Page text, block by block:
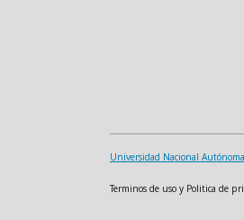
Universidad Nacional
Terminos de uso y Politica de